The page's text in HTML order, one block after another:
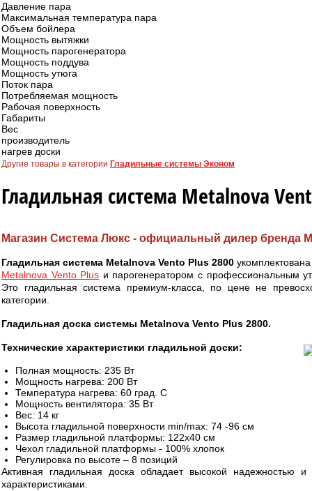
Давление пара
Максимальная температура пара
Объем бойлера
Мощность вытяжки
Мощность парогенератора
Мощность поддува
Мощность утюга
Поток пара
Потребляемая мощность
Рабочая поверхность
Габариты
Вес
производитель
нагрев доски
Другие товары в категории Гладильные системы Эконом
Гладильная система Metalnova
Магазин Система Люкс - официальный дилер бренда
Гладильная система Metalnova Vento Plus 2800
Metalnova Vento Plus и парогенератором с профессиональным
Это гладильная система премиум-класса, по цене не
категории.
Гладильная доска системы Metalnova Vento Plus 2800.
Технические характеристики гладильной доски:
Полная мощность: 235 Вт
Мощность нагрева: 200 Вт
Температура нагрева: 60 град. С
Мощность вентилятора: 35 Вт
Вес: 14 кг
Высота гладильной поверхности min/max: 74 -96 см
Размер гладильной платформы: 122х40 см
Чехол гладильной платформы - 100% хлопок
Регулировка по высоте – 8 позиций
Активная гладильная доска обладает высокой надежностью и
характеристиками.